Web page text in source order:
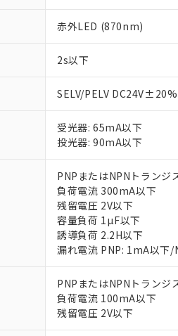
赤外LED (870nm)
2s以下
SELV/PELV
受光器: 65mA以下
投光器: 90mA以下
PNPまたはNPNトランジ
負荷電流 300mA以下
残留電圧 2V以下
容量負荷 1µF以下
誘導負荷 2.2H以下
漏れ電流 PNP: 1mA以下/
PNPまたはNPNトランジ
負荷電流 100mA以下
残留電圧 2V以下